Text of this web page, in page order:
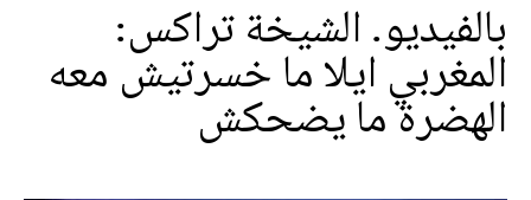
بالفيديو. الشيخة تراكس:
المغربي ايلا ما خسرتيش معه
الهضرة ما يضحكش